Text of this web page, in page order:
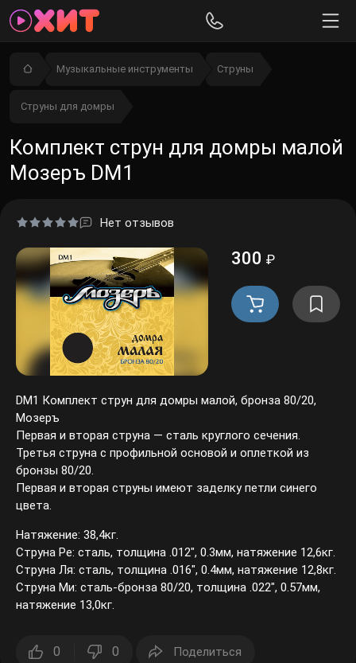
Музыкальные инструменты Струны
Струны для домры
Комплект струн для домры малой
Мозеръ DM1
Нет отзывов
300 ₽
DM1 Комплект струн для домры малой, бронза 80/20,
Мозеръ
Первая и вторая струна — сталь круглого сечения.
Третья струна с профильной основой и оплеткой из
бронзы 80/20.
Первая и вторая струны имеют заделку петли синего
цвета.
Натяжение: 38,4кг.
Струна Ре: сталь, толщина .012", 0.3мм, натяжение 12,6кг.
Струна Ля: сталь, толщина .016", 0.4мм, натяжение 12,8кг.
Струна Ми: сталь-бронза 80/20, толщина .022", 0.57мм,
натяжение 13,0кг.
0 0 Поделиться